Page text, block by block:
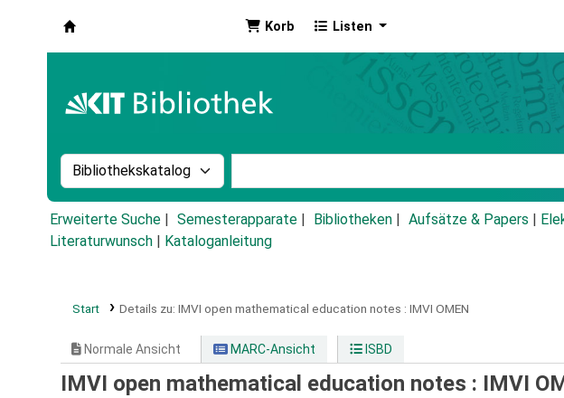
Korb Listen
Suche im Katalog nach:
Erweiterte Suche Semesterapparate Bibliotheken Aufsätze & Papers
Literaturwunsch
Kataloganleitung
Start Details zu: IMVI open mathematical education notes : IMVI OMEN
Normale Ansicht MARC-Ansicht ISBD
IMVI open mathematical education notes : IMVI